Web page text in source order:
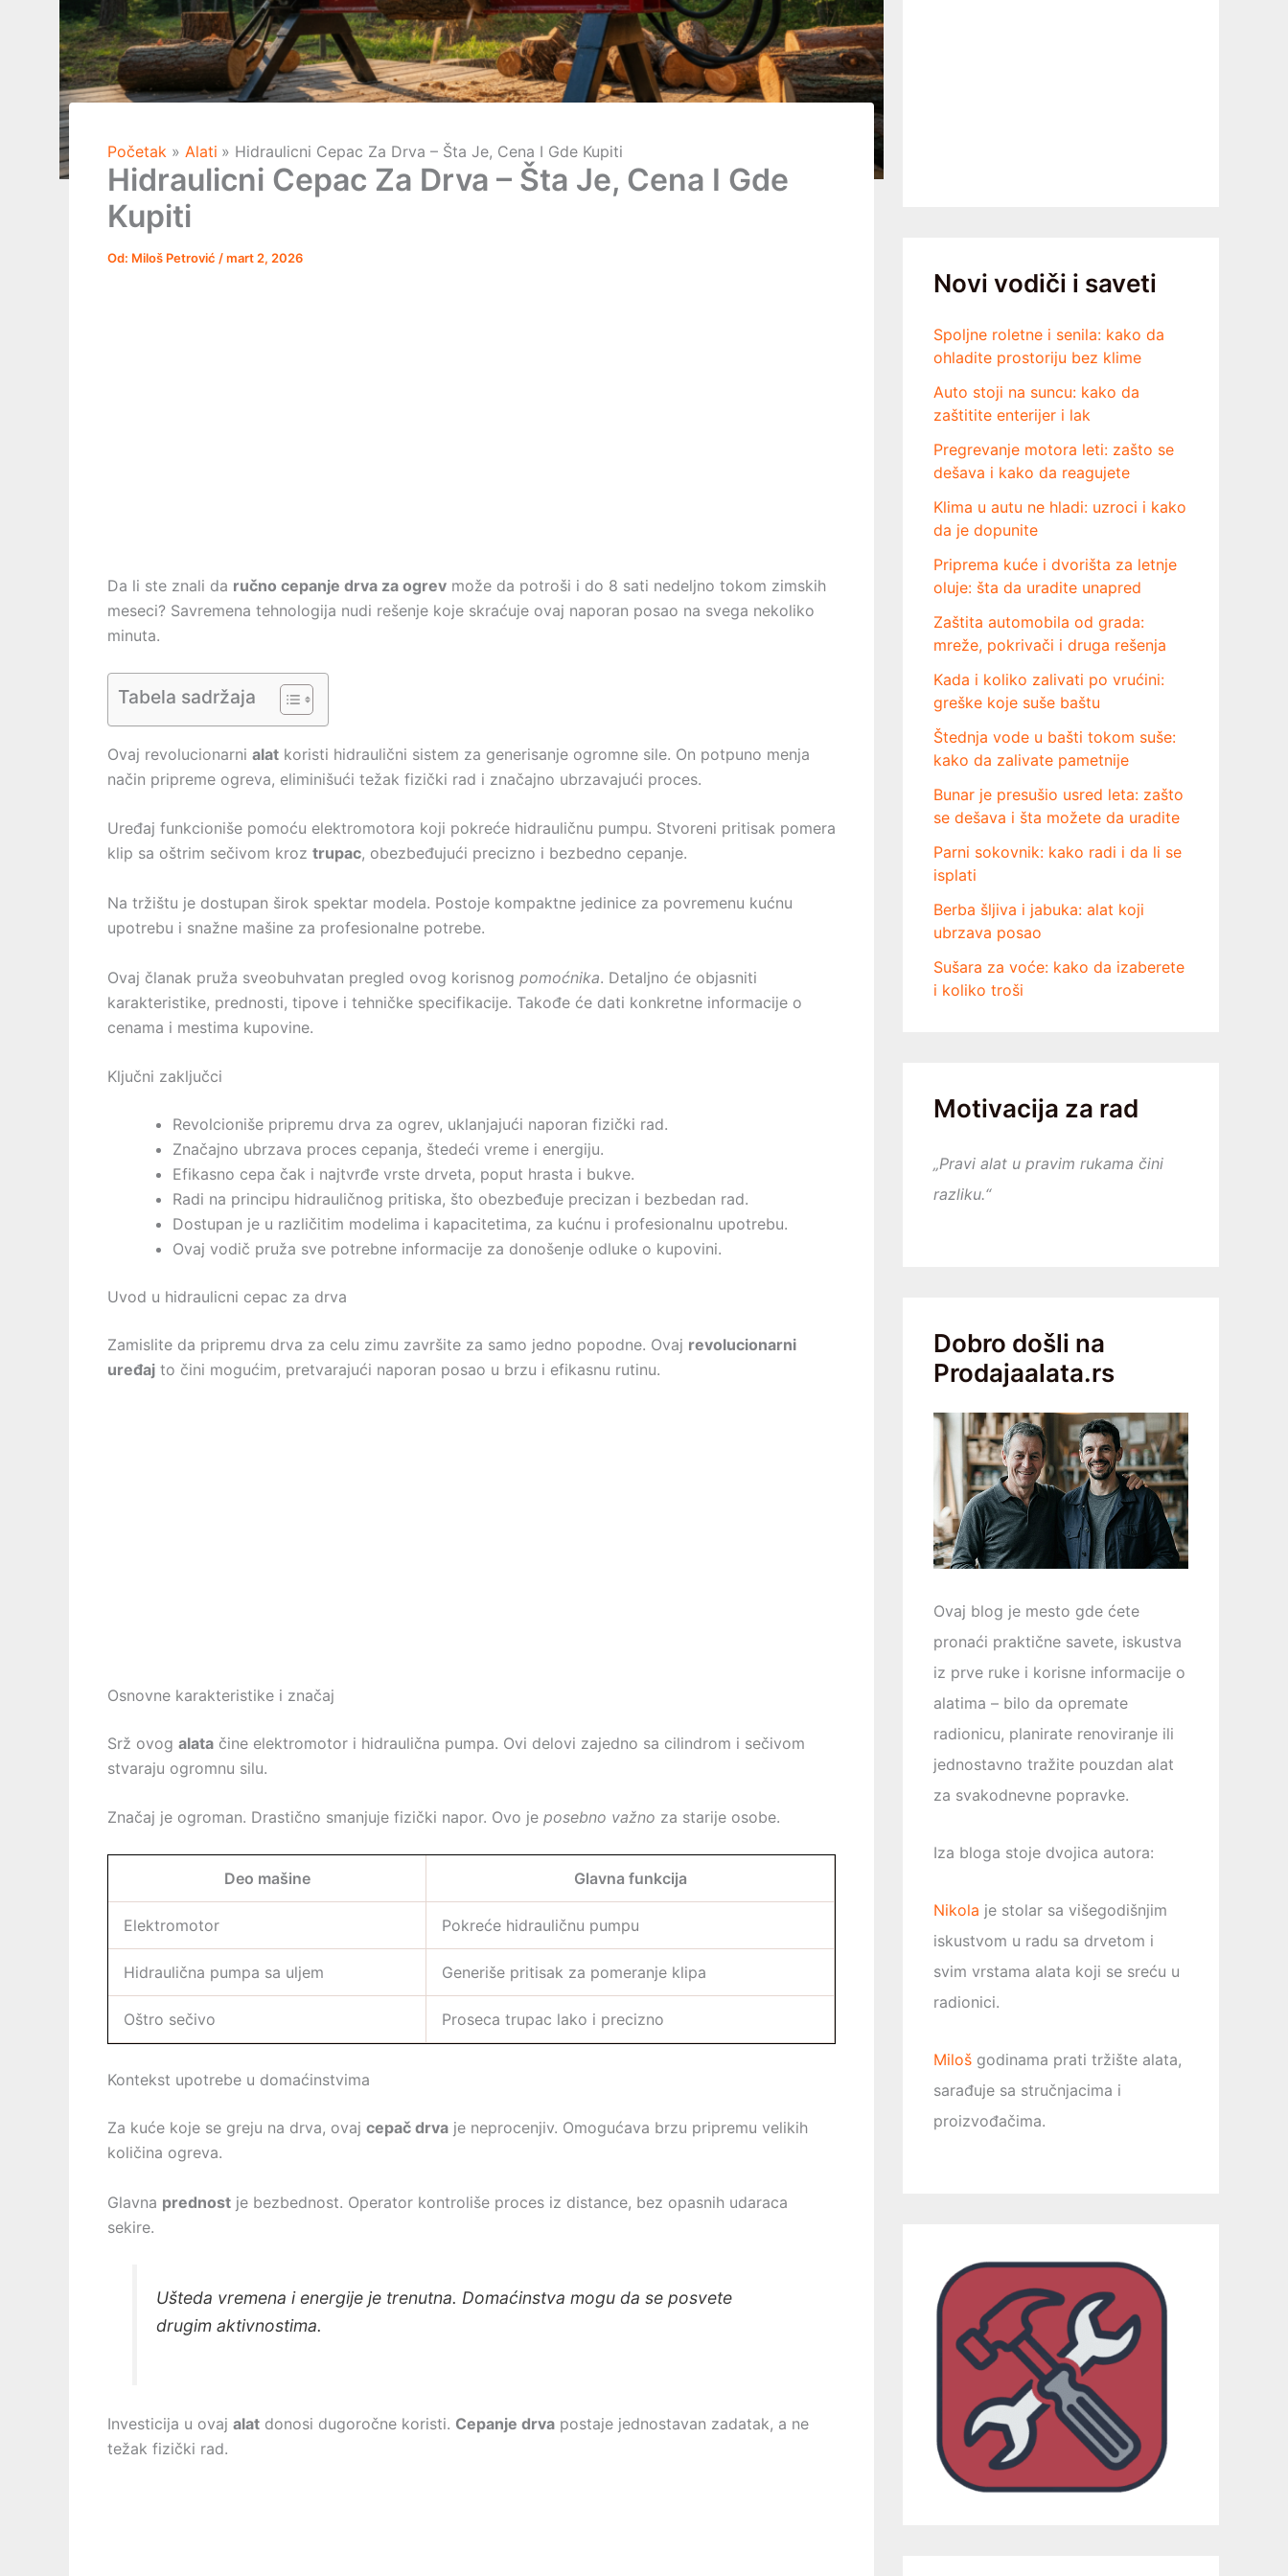
Početak Alati Hidraulicni Cepac Za Drva – Šta Je, Cena I Gde Kupiti
Hidraulicni Cepac Za Drva – Šta Je, Cena I Gde
Kupiti
Od: Miloš Petrović /mart 2, 2026
Da li ste znali da ručno cepanje drva za ogrev može da potroši i do 8 sati nedeljno tokom zimskih
meseci? Savremena tehnologija nudi rešenje koje skraćuje ovaj naporan posao na svega nekoliko
minuta.
Tabela sadržaja
Ovaj revolucionarni alat koristi hidraulični sistem za generisanje ogromne sile. On potpuno menja
način pripreme ogreva, eliminišući težak fizički rad i značajno ubrzavajući proces.
Uređaj funkcioniše pomoću elektromotora koji pokreće hidrauličnu pumpu. Stvoreni pritisak pomera
klip sa oštrim sečivom kroz trupac, obezbeđujući precizno i bezbedno cepanje.
Na tržištu je dostupan širok spektar modela. Postoje kompaktne jedinice za povremenu kućnu
upotrebu i snažne mašine za profesionalne potrebe.
Ovaj članak pruža sveobuhvatan pregled ovog korisnog pomoćnika. Detaljno će objasniti
karakteristike, prednosti, tipove i tehničke specifikacije. Takođe će dati konkretne informacije o
cenama i mestima kupovine.
Ključni zaključci
Revolcioniše pripremu drva za ogrev, uklanjajući naporan fizički rad.
Značajno ubrzava proces cepanja, štedeći vreme i energiju.
Efikasno cepa čak i najtvrđe vrste drveta, poput hrasta i bukve.
Radi na principu hidrauličnog pritiska, što obezbeđuje precizan i bezbedan rad.
Dostupan je u različitim modelima i kapacitetima, za kućnu i profesionalnu upotrebu.
Ovaj vodič pruža sve potrebne informacije za donošenje odluke o kupovini.
Uvod u hidraulicni cepac za drva
Zamislite da pripremu drva za celu zimu završite za samo jedno popodne. Ovaj revolucionarni
uređaj to čini mogućim, pretvarajući naporan posao u brzu i efikasnu rutinu.
Osnovne karakteristike i značaj
Srž ovog alata čine elektromotor i hidraulična pumpa. Ovi delovi zajedno sa cilindrom i sečivom
stvaraju ogromnu silu.
Značaj je ogroman. Drastično smanjuje fizički napor. Ovo je posebno važno za starije osobe.
Deo mašine Glavna funkcija
Elektromotor Pokreće hidrauličnu pumpu
Hidraulična pumpa sa uljem Generiše pritisak za pomeranje klipa
Oštro sečivo Proseca trupac lako i precizno
Kontekst upotrebe u domaćinstvima
Za kuće koje se greju na drva, ovaj cepač drva je neprocenjiv. Omogućava brzu pripremu velikih
količina ogreva.
Glavna prednost je bezbednost. Operator kontroliše proces iz distance, bez opasnih udaraca
sekire.
Ušteda vremena i energije je trenutna. Domaćinstva mogu da se posvete
drugim aktivnostima.
Investicija u ovaj alat donosi dugoročne koristi. Cepanje drva postaje jednostavan zadatak, a ne
težak fizički rad.
Novi vodiči i saveti
Spoljne roletne i senila: kako da
ohladite prostoriju bez klime
Auto stoji na suncu: kako da
zaštitite enterijer i lak
Pregrevanje motora leti: zašto se
dešava i kako da reagujete
Klima u autu ne hladi: uzroci i kako
da je dopunite
Priprema kuće i dvorišta za letnje
oluje: šta da uradite unapred
Zaštita automobila od grada:
mreže, pokrivači i druga rešenja
Kada i koliko zalivati po vrućini:
greške koje suše baštu
Štednja vode u bašti tokom suše:
kako da zalivate pametnije
Bunar je presušio usred leta: zašto
se dešava i šta možete da uradite
Parni sokovnik: kako radi i da li se
isplati
Berba šljiva i jabuka: alat koji
ubrzava posao
Sušara za voće: kako da izaberete
i koliko troši
Motivacija za rad
„Pravi alat u pravim rukama čini
razliku.“
Dobro došli na
Prodajaalata.rs
Ovaj blog je mesto gde ćete
pronaći praktične savete, iskustva
iz prve ruke i korisne informacije o
alatima – bilo da opremаtе
radionicu, planirate renoviranje ili
jednostavno tražite pouzdan alat
za svakodnevne popravke.
Iza bloga stoje dvojica autora:
Nikola je stolar sa višegodišnjim
iskustvom u radu sa drvetom i
svim vrstama alata koji se sreću u
radionici.
Miloš godinama prati tržište alata,
sarađuje sa stručnjacima i
proizvođačima.